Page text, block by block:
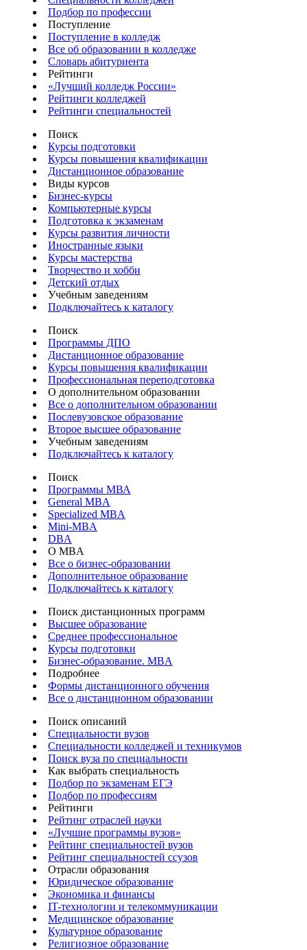
Подбор по профессии
Поступление
Поступление в колледж
Все об образовании в колледже
Словарь абитуриента
Рейтинги
«Лучший колледж России»
Рейтинги колледжей
Рейтинги специальностей
Поиск
Курсы подготовки
Курсы повышения квалификации
Дистанционное образование
Виды курсов
Бизнес-курсы
Компьютерные курсы
Подготовка к экзаменам
Курсы развития личности
Иностранные языки
Курсы мастерства
Творчество и хобби
Детский отдых
Учебным заведениям
Подключайтесь к каталогу
Поиск
Программы ДПО
Дистанционное образование
Курсы повышения квалификации
Профессиональная переподготовка
О дополнительном образовании
Все о дополнительном образовании
Послевузовское образование
Второе высшее образование
Учебным заведениям
Подключайтесь к каталогу
Поиск
Программы МВА
General MBA
Specialized MBA
Mini-MBA
DBA
О MBA
Все о бизнес-образовании
Дополнительное образование
Подключайтесь к каталогу
Поиск дистанционных программ
Высшее образование
Среднее профессиональное
Курсы подготовки
Бизнес-образование. MBA
Подробнее
Формы дистанционного обучения
Все о дистанционном образовании
Поиск описаний
Специальности вузов
Специальности колледжей и техникумов
Поиск вуза по специальности
Как выбрать специальность
Подбор по экзаменам ЕГЭ
Подбор по профессиям
Рейтинги
Рейтинг отраслей науки
«Лучшие программы вузов»
Рейтинг специальностей вузов
Рейтинг специальностей ссузов
Отрасли образования
Юридическое образование
Экономика и финансы
IT-технологии и телекоммуникации
Медицинское образование
Культурное образование
Религиозное образование